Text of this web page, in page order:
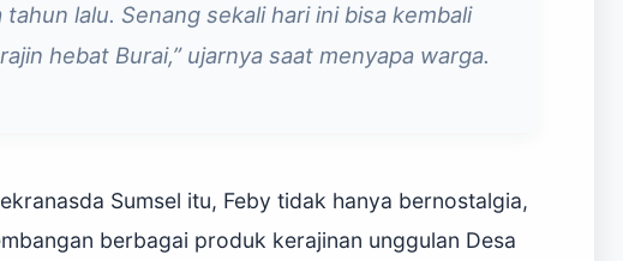
lalu. Senang sekali hari ini bisa kembali
hebat Burai,” ujarnya saat menyapa warga.
Sumsel itu, Feby tidak hanya bernostalgia,
berbagai produk kerajinan unggulan Desa